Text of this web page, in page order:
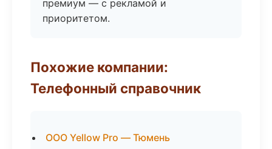
премиум — с рекламой и
приоритетом.
Похожие компании:
Телефонный справочник
ООО Yellow Pro — Тюмень